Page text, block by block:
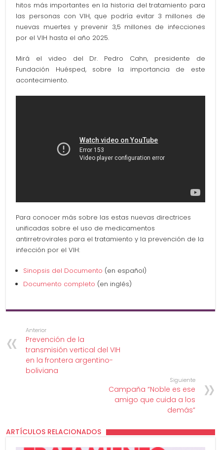
hitos más importantes en la historia del tratamiento para
las personas con VIH, que podría evitar 3 millones de
nuevas muertes y prevenir 3,5 millones de infecciones
por el VIH hasta el año 2025.
Mirá el video del Dr. Pedro Cahn, presidente de
Fundación Huésped, sobre la importancia de este
acontecimiento.
Para conocer más sobre las estas nuevas directrices
unificadas sobre el uso de medicamentos
antirretrovirales para el tratamiento y la prevención de la
infección por el VIH:
Sinopsis del Documento (en español)
Documento completo (en inglés)
Anterior
Prevención de la
transmisión vertical del VIH
en la frontera argentino-
boliviana
Siguiente
Campaña “Noble es ese
amigo que cuida a los
demás”
ARTÍCULOS RELACIONADOS